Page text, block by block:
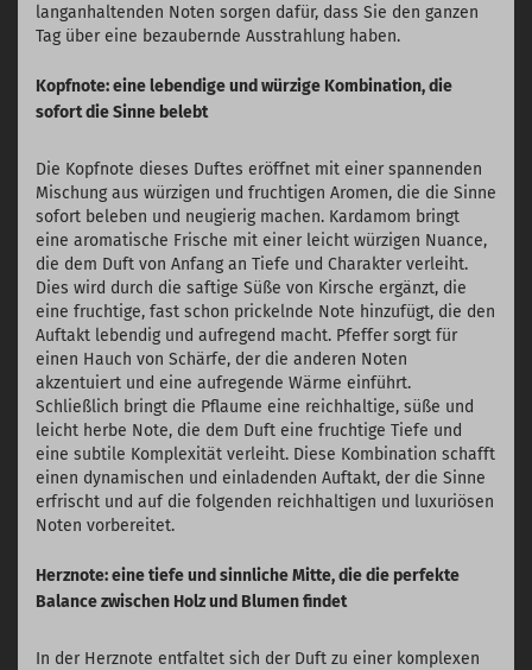
langanhaltenden Noten sorgen dafür, dass Sie den ganzen
Tag über eine bezaubernde Ausstrahlung haben.
Kopfnote: eine lebendige und würzige Kombination, die
sofort die Sinne belebt
Die Kopfnote dieses Duftes eröffnet mit einer spannenden
Mischung aus würzigen und fruchtigen Aromen, die die Sinne
sofort beleben und neugierig machen. Kardamom bringt
eine aromatische Frische mit einer leicht würzigen Nuance,
die dem Duft von Anfang an Tiefe und Charakter verleiht.
Dies wird durch die saftige Süße von Kirsche ergänzt, die
eine fruchtige, fast schon prickelnde Note hinzufügt, die den
Auftakt lebendig und aufregend macht. Pfeffer sorgt für
einen Hauch von Schärfe, der die anderen Noten
akzentuiert und eine aufregende Wärme einführt.
Schließlich bringt die Pflaume eine reichhaltige, süße und
leicht herbe Note, die dem Duft eine fruchtige Tiefe und
eine subtile Komplexität verleiht. Diese Kombination schafft
einen dynamischen und einladenden Auftakt, der die Sinne
erfrischt und auf die folgenden reichhaltigen und luxuriösen
Noten vorbereitet.
Herznote: eine tiefe und sinnliche Mitte, die die perfekte
Balance zwischen Holz und Blumen findet
In der Herznote entfaltet sich der Duft zu einer komplexen